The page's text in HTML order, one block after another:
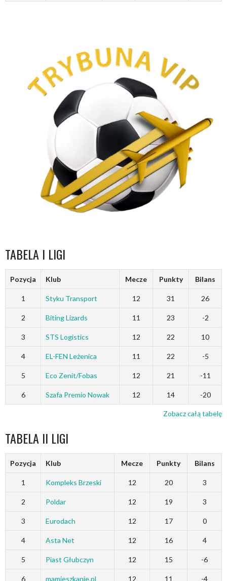
TABELA I LIGI
Pozycja Klub Mecze Punkty Bilans
1 Styku Transport 12 31 26
2 Biting Lizards 11 23 -2
3 STS Logistics 12 22 10
4 EL-FEN Leżenica 11 22 -5
5 Eco Zenit/Fobas 12 21 -11
6 Szafa Premio Nowak 12 14 -20
Zobacz całą tabelę
TABELA II LIGI
Pozycja Klub Mecze Punkty Bilans
1 Kompleks Brzeski 12 20 3
2 Poldar 12 19 3
3 Eurodach 12 17 0
4 Asta Net 12 16 4
5 Piast Głubczyn 12 15 -6
6 mamieszkanie.pl 12 11 -4